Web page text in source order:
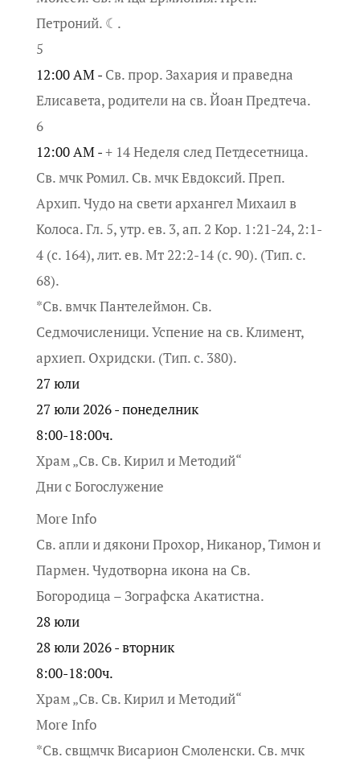
Петроний. ☾.
5
12:00 AM - Св. прор. Захария и праведна
Елисавета, родители на св. Йоан Предтеча.
6
12:00 AM -+ 14 Неделя след Петдесетница.
Св. мчк Ромил. Св. мчк Евдоксий. Преп.
Архип. Чудо на свети архангел Михаил в
Колоса. Гл. 5, утр. ев. 3, ап. 2 Кор. 1:21-24, 2:1-
4 (с. 164), лит. ев. Мт 22:2-14 (с. 90). (Тип. с.
68).
*Св. вмчк Пантелеймон. Св.
Седмочисленици. Успение на св. Климент,
архиеп. Охридски. (Тип. с. 380).
27 юли
27 юли 2026 - понеделник
8:00-18:00ч.
Храм „Св. Св. Кирил и Методий“
Дни с Богослужение
More Info
Св. апли и дякони Прохор, Никанор, Тимон и
Пармен. Чудотворна икона на Св.
Богородица – Зографска Акатистна.
28юли
28 юли 2026 - вторник
8:00-18:00ч.
Храм „Св. Св. Кирил и Методий“
More Info
*Св. свщмчк Висарион Смоленски. Св. мчк